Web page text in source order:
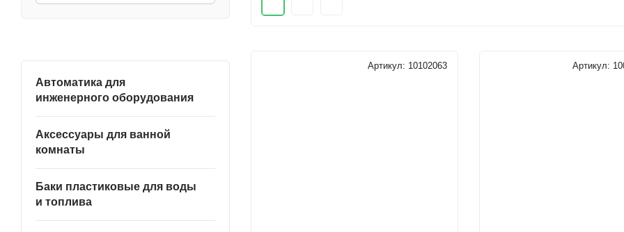
Автоматика для
инженерного оборудования
Аксессуары для ванной
комнаты
Баки пластиковые для воды
и топлива
Артикул: 10102063 Артикул: